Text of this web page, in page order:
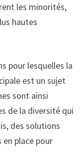
les minorités,
hautes
pour lesquelles la
est un sujet
sont ainsi
de la diversité qui
des solutions
place pour